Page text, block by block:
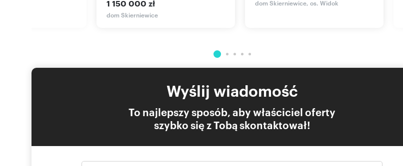
Numer oferty: SDNEFE7921 150 000 zł
dom Skierniewice
dom Skierniewice, os. Widok
Wyślij wiadomość
To najlepszy sposób, aby właściciel oferty
szybko się z Tobą skontaktował!